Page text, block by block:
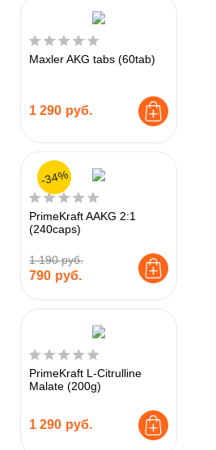
Maxler AKG tabs (60tab)
1 290 руб.
PrimeKraft AAKG 2:1
(240caps)
1 190 руб.
790 руб.
-34%
PrimeKraft L-Citrulline
Malate (200g)
1 290 руб.